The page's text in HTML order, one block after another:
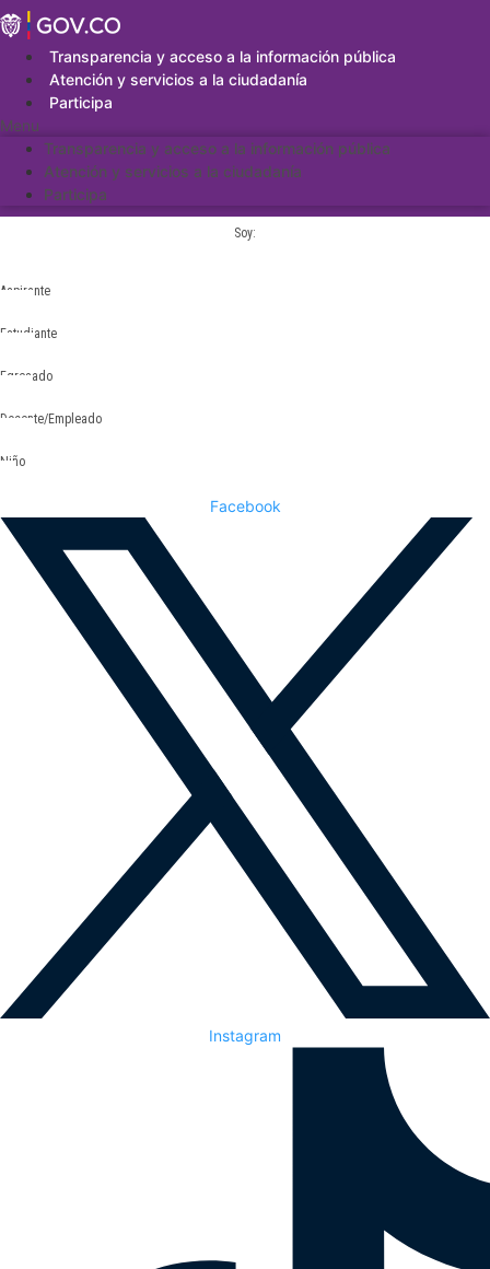
Saltar
al
contenidoTransparencia y acceso a la información pública
Atención y servicios a la ciudadanía
Participa
Menu
Transparencia y acceso a la información pública
Atención y servicios a la ciudadanía
Participa
Soy:
Aspirante
Estudiante
Egresado
Docente/Empleado
Niño
Facebook
Instagram